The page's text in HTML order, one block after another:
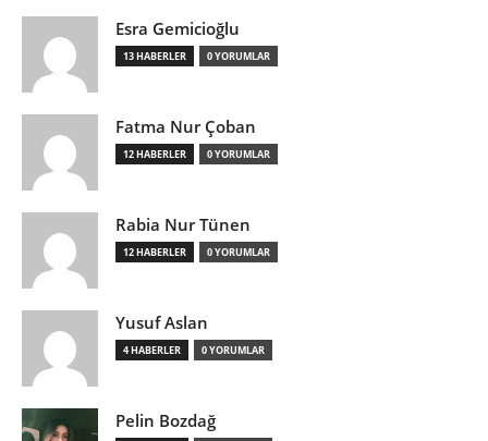
Esra Gemicioğlu
13 HABERLER 0 YORUMLAR
Fatma Nur Çoban
12 HABERLER 0 YORUMLAR
Rabia Nur Tünen
12 HABERLER 0 YORUMLAR
Yusuf Aslan
4 HABERLER 0 YORUMLAR
Pelin Bozdağ